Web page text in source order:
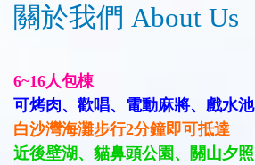
關於我們 About Us
6~16人包棟
可烤肉、歡唱、電動麻將、戲水池
白沙灣海灘步行2分鐘即可抵達
近後壁湖、貓鼻頭公園、關山夕照